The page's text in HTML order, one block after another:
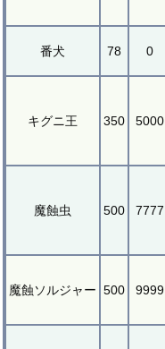
番犬 78 0
キグニ王 350 5000
魔蝕虫 500 7777
魔蝕ソルジャー 500 9999